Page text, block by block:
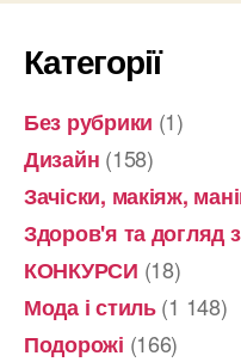
Категорії
Без рубрики (1)
Дизайн (158)
Зачіски, макіяж,
Здоров'я та догляд
КОНКУРСИ (18)
Мода і стиль(1 148)
Подорожі (166)